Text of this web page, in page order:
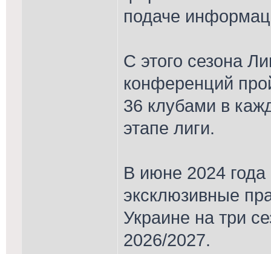
подаче
C этого сезона
конференций
36 клубами в
этапе лиги.
В июне 2024
эксклюзивные
Украине на три
2026/2027.